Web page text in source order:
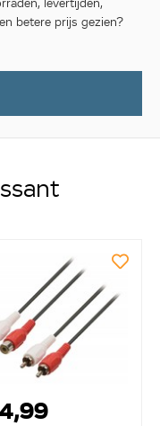
levertijden,
betere prijs gezien?